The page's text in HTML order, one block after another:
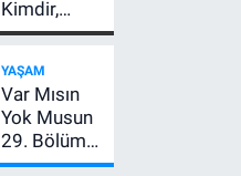
Kimdir,
Neden
Mersin
Basınının
Acı Kaybı
YAŞAM
Var Mısın
Yok Musun
29. Bölüm
Ne Zaman?